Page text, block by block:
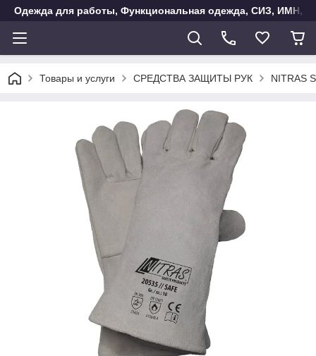
Одежда для работы, Функциональная одежда, СИЗ, ИМН,
Товары и услуги СРЕДСТВА ЗАЩИТЫ РУК NITRAS